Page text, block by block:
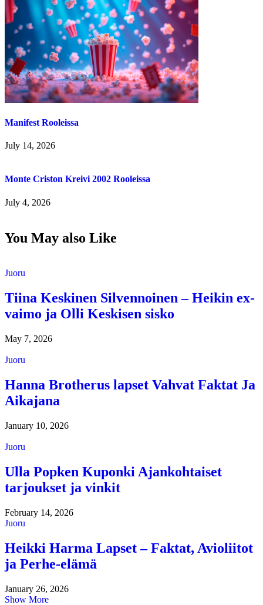
Manifest Rooleissa
July 14, 2026
Monte Criston Kreivi 2002 Rooleissa
July 4, 2026
You May also Like
Juoru
Tiina Keskinen Silvennoinen – Heikin ex-
vaimo ja Olli Keskisen sisko
May 7, 2026
Juoru
Hanna Brotherus lapset Vahvat Faktat Ja
Aikajana
January 10, 2026
Juoru
Ulla Popken Kuponki Ajankohtaiset
tarjoukset ja vinkit
February 14, 2026
Juoru
Heikki Harma Lapset – Faktat, Avioliitot
ja Perhe-elämä
January 26, 2026
Show More